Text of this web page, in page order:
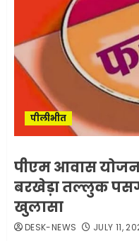
पीलीभीत
पीएम आवास
बरखेड़ा तल्लुक
खुलासा
DESK-NEWS JULY 11,